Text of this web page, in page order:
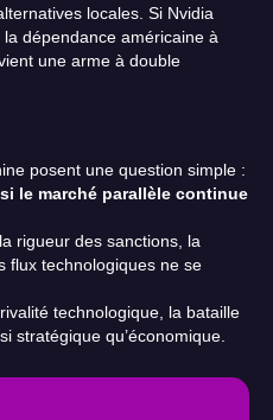
locales. Si Nvidia
dépendance américaine à
une arme à double
posent une question simple :
le marché parallèle continue
rigueur des sanctions, la
flux technologiques ne se
technologique, la bataille
stratégique qu’économique.